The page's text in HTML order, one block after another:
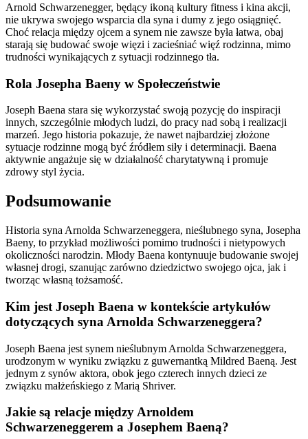
Arnold Schwarzenegger, będący ikoną kultury fitness i kina akcji,
nie ukrywa swojego wsparcia dla syna i dumy z jego osiągnięć.
Choć relacja między ojcem a synem nie zawsze była łatwa, obaj
starają się budować swoje więzi i zacieśniać więź rodzinna, mimo
trudności wynikających z sytuacji rodzinnego tła.
Rola Josepha Baeny w Społeczeństwie
Joseph Baena stara się wykorzystać swoją pozycję do inspiracji
innych, szczególnie młodych ludzi, do pracy nad sobą i realizacji
marzeń. Jego historia pokazuje, że nawet najbardziej złożone
sytuacje rodzinne mogą być źródłem siły i determinacji. Baena
aktywnie angażuje się w działalność charytatywną i promuje
zdrowy styl życia.
Podsumowanie
Historia syna Arnolda Schwarzeneggera, nieślubnego syna, Josepha
Baeny, to przykład możliwości pomimo trudności i nietypowych
okoliczności narodzin. Młody Baena kontynuuje budowanie swojej
własnej drogi, szanując zarówno dziedzictwo swojego ojca, jak i
tworząc własną tożsamość.
Kim jest Joseph Baena w kontekście artykułów
dotyczących syna Arnolda Schwarzeneggera?
Joseph Baena jest synem nieślubnym Arnolda Schwarzeneggera,
urodzonym w wyniku związku z guwernantką Mildred Baeną. Jest
jednym z synów aktora, obok jego czterech innych dzieci ze
związku małżeńskiego z Marią Shriver.
Jakie są relacje między Arnoldem
Schwarzeneggerem a Josephem Baeną?